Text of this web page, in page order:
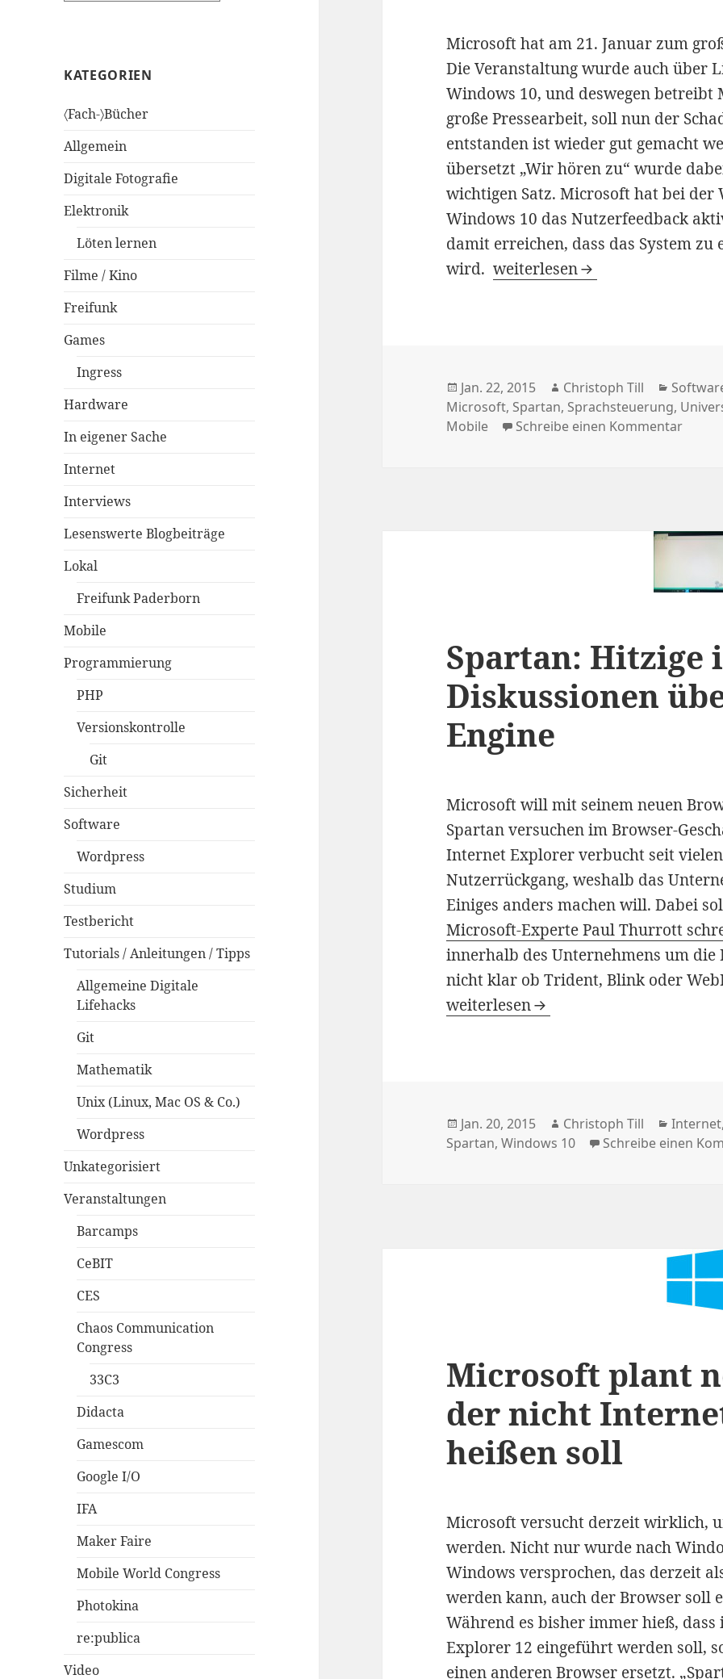
KATEGORIEN
〈Fach-〉Bücher
Allgemein
Digitale Fotografie
Elektronik
Löten lernen
Filme / Kino
Freifunk
Games
Ingress
Hardware
In eigener Sache
Internet
Interviews
Lesenswerte Blogbeiträge
Lokal
Freifunk Paderborn
Mobile
Programmierung
PHP
Versionskontrolle
Git
Sicherheit
Software
Wordpress
Studium
Testbericht
Tutorials / Anleitungen / Tipps
Allgemeine Digitale
Lifehacks
Git
Mathematik
Unix (Linux, Mac OS & Co.)
Wordpress
Unkategorisiert
Veranstaltungen
Barcamps
CeBIT
CES
Chaos Communication
Congress
33C3
Didacta
Gamescom
Google I/O
IFA
Maker Faire
Mobile World Congress
Photokina
re:publica
Video
Microsoft hat am 21. Januar zum
Die Veranstaltung wurde auch über
Windows 10, und deswegen
große Pressearbeit, soll nun der
entstanden ist wieder gut gemacht
übersetzt „Wir hören zu“ wurde
wichtigen Satz. Microsoft hat bei
Windows 10 das Nutzerfeedback
damit erreichen, dass das System zu
wird.Windows 10: Diese Details
weiterlesen
Veröffentlicht
am
Jan. 22, 2015 Autor
Christoph Till
Microsoft, Spartan, Sprachsteuerung,
Mobile
Schreibe einen Kommentarzu
Spartan: Hitzige
Diskussionen
Engine
Microsoft will mit seinem neuen
Spartan versuchen im Browser-
Internet Explorer verbucht seit
Nutzerrückgang, weshalb das
Einiges anders machen will. Dabei
Microsoft-Experte Paul Thurrott
innerhalb des Unternehmens um die
nicht klar ob Trident, Blink oder
Spartan: Hitzige interne
weiterlesen
Veröffentlicht
am
Jan. 20, 2015 Autor
Christoph Till Internet,
Spartan,Windows 10 Schreibe einen
Microsoft plant
der nicht
heißen soll
Microsoft versucht derzeit wirklich,
werden. Nicht nur wurde nach
Windows versprochen, das derzeit
werden kann, auch der Browser soll
Während es bisher immer hieß,
Explorer 12 eingeführt werden soll,
einen anderen Browser ersetzt.